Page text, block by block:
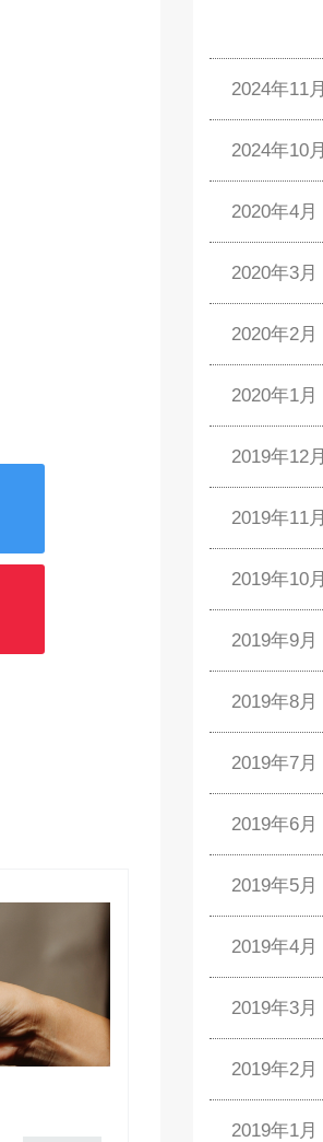
2024年11月
2024年10月
2020年4月
2020年3月
2020年2月
2020年1月
2019年12月
2019年11月
2019年10月
2019年9月
2019年8月
2019年7月
2019年6月
2019年5月
2019年4月
2019年3月
2019年2月
2019年1月